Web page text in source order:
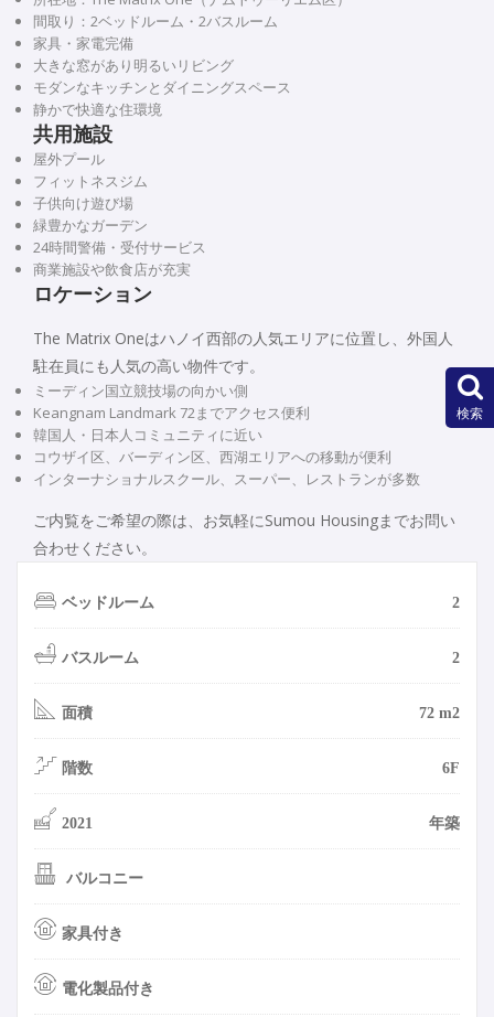
間取り：2ベッドルーム・2バスルーム
家具・家電完備
大きな窓があり明るいリビング
モダンなキッチンとダイニングスペース
静かで快適な住環境
共用施設
屋外プール
フィットネスジム
子供向け遊び場
緑豊かなガーデン
24時間警備・受付サービス
商業施設や飲食店が充実
ロケーション
The Matrix Oneはハノイ西部の人気エリアに位置し、外国人
駐在員にも人気の高い物件です。
ミーディン国立競技場の向かい側
Keangnam Landmark 72までアクセス便利
韓国人・日本人コミュニティに近い
コウザイ区、バーディン区、西湖エリアへの移動が便利
インターナショナルスクール、スーパー、レストランが多数
ご内覧をご希望の際は、お気軽にSumou Housingまでお問い
合わせください。
ベッドルーム 2
バスルーム 2
面積 72 m2
階数 6F
2021 年築
バルコニー
家具付き
電化製品付き
検索